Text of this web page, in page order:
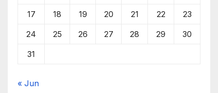
17 18 19 20 21 22 23
24 25 26 27 28 29 30
31
« Jun